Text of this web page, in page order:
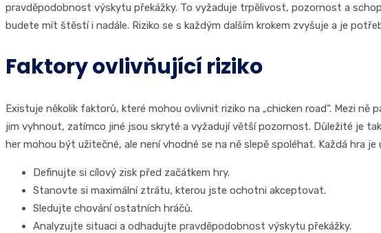
pravděpodobnost výskytu překážky. To vyžaduje trpělivost, pozornost a
budete mít štěstí i nadále. Riziko se s každým dalším krokem zvyšuje a je
Faktory ovlivňující riziko
Existuje několik faktorů, které mohou ovlivnit riziko na „chicken road“. Mezi
jim vyhnout, zatímco jiné jsou skryté a vyžadují větší pozornost. Důležité je
her mohou být užitečné, ale není vhodné se na ně slepě spoléhat. Každá hra
Definujte si cílový zisk před začátkem hry.
Stanovte si maximální ztrátu, kterou jste ochotni akceptovat.
Sledujte chování ostatních hráčů.
Analyzujte situaci a odhadujte pravděpodobnost výskytu překážky.